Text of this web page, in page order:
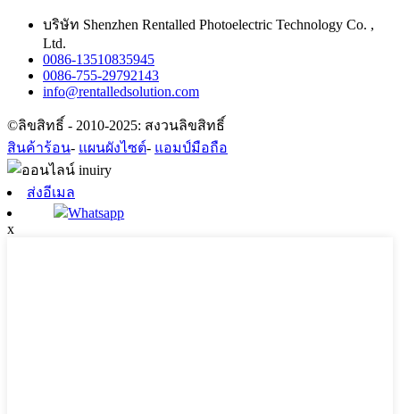
บริษัท Shenzhen Rentalled Photoelectric Technology Co. ,
Ltd.
0086-13510835945
0086-755-29792143
info@rentalledsolution.com
©ลิขสิทธิ์ - 2010-2025: สงวนลิขสิทธิ์
สินค้าร้อน- แผนผังไซต์- แอมป์มือถือ
ส่งอีเมล
Whatsapp
x